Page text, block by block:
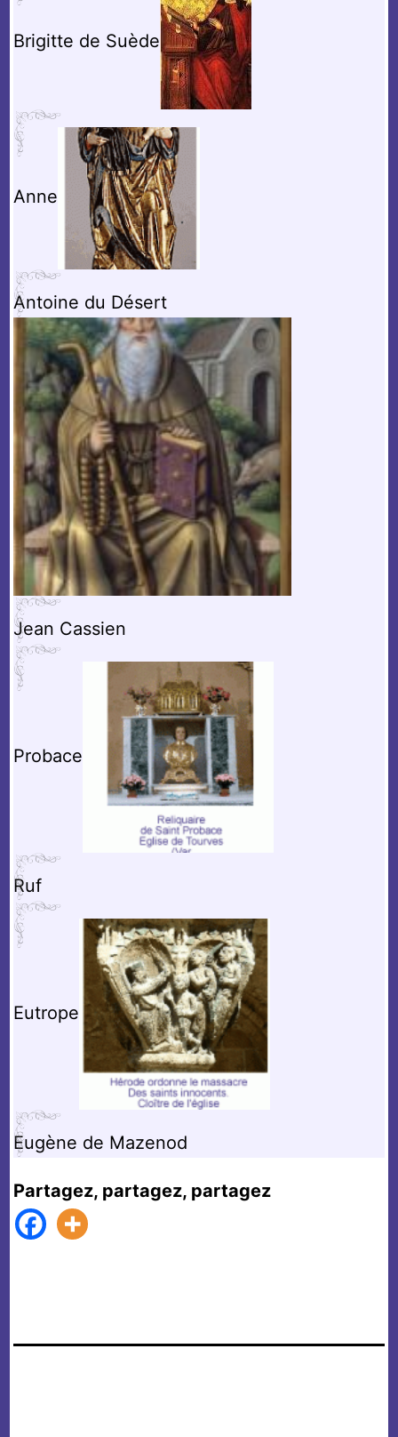
Brigitte de Suède
Anne
Antoine du Désert
Jean Cassien
Probace
Ruf
Eutrope
Eugène de Mazenod
Partagez, partagez, partagez